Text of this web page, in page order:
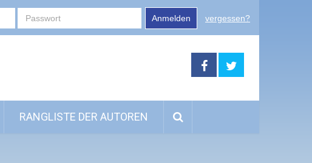
Anmelden vergessen?
RANGLISTE DER AUTOREN